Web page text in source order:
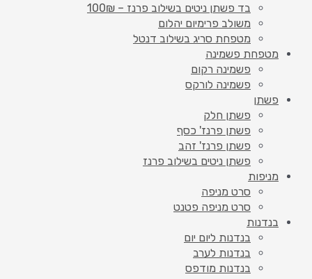
בד פשתן ניטים בשילוב פרנז – 100₪
משולב פרימיום יהלום
מטפחת סריג בשילוב דנטל
מטפחת פשמינה
פשמינה רקום
פשמינה לורקס
פשתן
פשתן חלק
פשתן פרנז' כסף
פשתן פרנז' זהב
פשתן ניטים בשילוב פרנז
מניפות
סרט מניפה
סרט מניפה פטנט
בנדנות
בנדנות ליום יום
בנדנות לערב
בנדנות מודפס